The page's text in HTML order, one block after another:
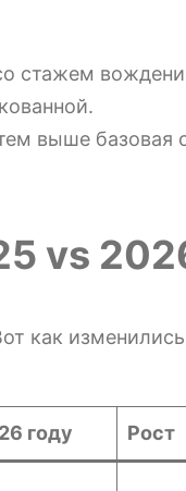
стажем
выше базовая
vs
как
году Рост